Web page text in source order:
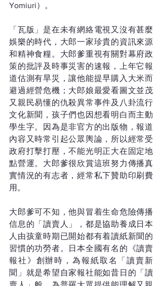
Yomiuri）。
「瓦版」是在未有網絡電視又沒有甚麼
娛樂的時代，大郎一家珍貴的資訊來源
和精神食糧。大郎爹重視有關對幕府政
策的批評及時事災害的速報，上年它報
道估測有旱災，讓他能提早購入大米而
避過經營危機；大郎娘最愛看圖文並茂
又親民易懂的仇殺異常事件及八卦流行
文化新聞，孩子們也因想看明白而主動
學生字。因為是非官方的出版物，報道
內容又時常引起公眾輿論，所以經常受
政府打擊打壓，不能光明正大在固定地
點營運。大郎爹很欣賞這班努力傳播真
實情況的有志者，經常私下贊助印刷費
用。
大郎爹可不知，他與冒着生命危險傳播
信息的「讀賣人」，都是協助養成日本
人由孩童時期已開始都有着讀紙新聞的
習慣的功勞者。日本全國有名的《讀賣
報社》創辦時，為報紙取名「讀賣新
聞」就是希望自家報社能如昔日的「讀